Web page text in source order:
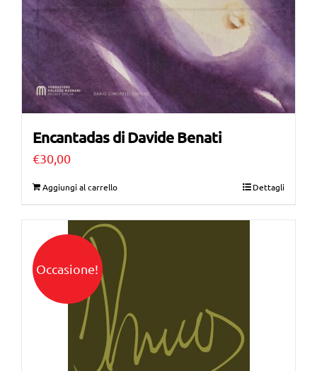
Encantadas di Davide Benati
€30,00
Aggiungi al carrello Dettagli
Occasione!